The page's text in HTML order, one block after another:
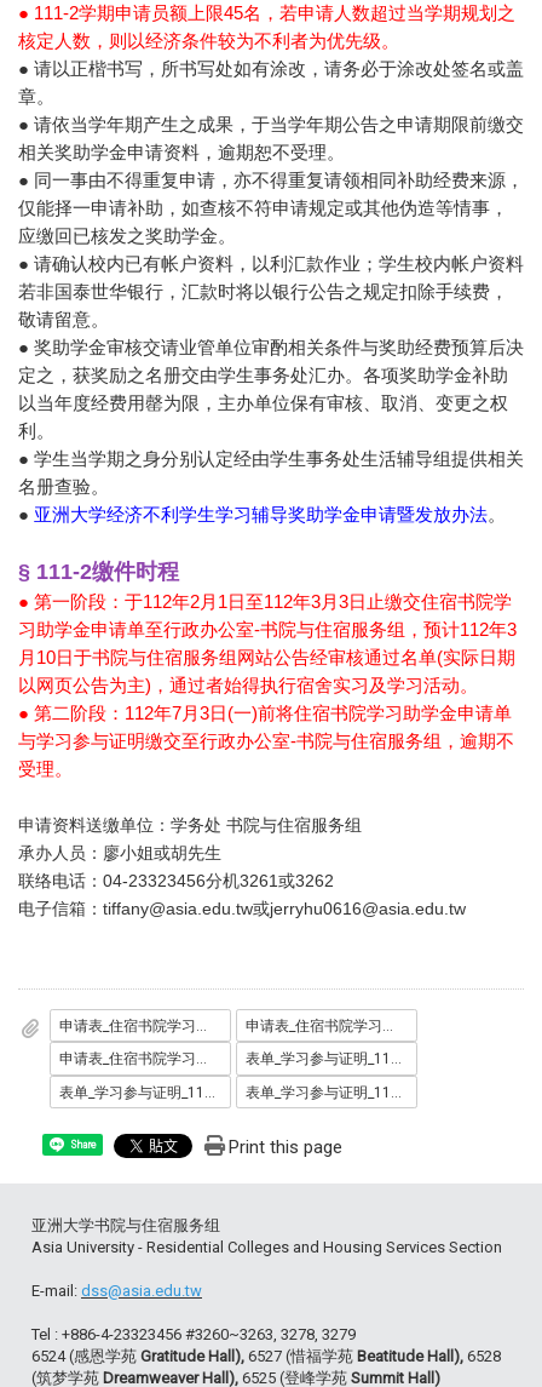
● 111-2学期申请员额上限45名，若申请人数超过当学期规划之
核定人数，则以经济条件较为不利者为优先级。
● 请以正楷书写，所书写处如有涂改，请务必于涂改处签名或盖
章。
● 请依当学年期产生之成果，于当学年期公告之申请期限前缴交
相关奖助学金申请资料，逾期恕不受理。
● 同一事由不得重复申请，亦不得重复请领相同补助经费来源，
仅能择一申请补助，如查核不符申请规定或其他伪造等情事，
应缴回已核发之奖助学金。
● 请确认校内已有帐户资料，以利汇款作业；学生校内帐户资料
若非国泰世华银行，汇款时将以银行公告之规定扣除手续费，
敬请留意。
● 奖助学金审核交请业管单位审酌相关条件与奖助经费预算后决
定之，获奖励之名册交由学生事务处汇办。各项奖助学金补助
以当年度经费用罄为限，主办单位保有审核、取消、变更之权
利。
● 学生当学期之身分别认定经由学生事务处生活辅导组提供相关
名册查验。
● 亚洲大学经济不利学生学习辅导奖助学金申请暨发放办法。
§ 111-2缴件时程
● 第一阶段：于112年2月1日至112年3月3日止缴交住宿书院学
习助学金申请单至行政办公室-书院与住宿服务组，预计112年3
月10日于书院与住宿服务组网站公告经审核通过名单(实际日期
以网页公告为主)，通过者始得执行宿舍实习及学习活动。
● 第二阶段：112年7月3日(一)前将住宿书院学习助学金申请单
与学习参与证明缴交至行政办公室-书院与住宿服务组，逾期不
受理。
申请资料送缴单位：学务处 书院与住宿服务组
承办人员：廖小姐或胡先生
联络电话：04-23323456分机3261或3262
电子信箱：tiffany@asia.edu.tw或jerryhu0616@asia.edu.tw
申请表_住宿书院学习助学金_1111227_.pdf
表单_学习参与证明_1110711_.docx
Share Print this page
亚洲大学书院与住宿服务组
Asia University - Residential Colleges and Housing Services Section
E-mail: dss@asia.edu.tw
Tel : +886-4-23323456 #3260~3263, 3278, 3279
6524 (感恩学苑 Gratitude Hall), 6527 (惜福学苑 Beatitude Hall), 6528
(筑梦学苑 Dreamweaver Hall), 6525 (登峰学苑 Summit Hall)